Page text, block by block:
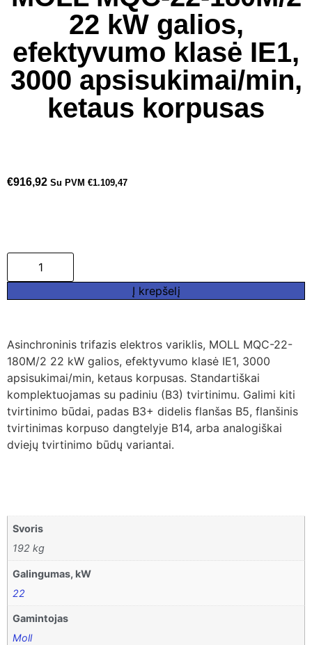
22 kW galios,
efektyvumo klasė IE1,
3000 apsisukimai/min,
ketaus korpusas
€916,92 Su PVM €1.109,47
Į krepšelį
Asinchroninis trifazis elektros variklis, MOLL MQC-22-
180M/2 22 kW galios, efektyvumo klasė IE1, 3000
apsisukimai/min, ketaus korpusas. Standartiškai
komplektuojamas su padiniu (B3) tvirtinimu. Galimi kiti
tvirtinimo būdai, padas B3+ didelis flanšas B5, flanšinis
tvirtinimas korpuso dangtelyje B14, arba analogiškai
dviejų tvirtinimo būdų variantai.
Svoris
192 kg
Galingumas, kW
22
Gamintojas
Moll